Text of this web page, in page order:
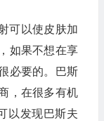
可以使皮肤加
如果不想在享
必要的。巴斯
，在很多有机
以发现巴斯夫